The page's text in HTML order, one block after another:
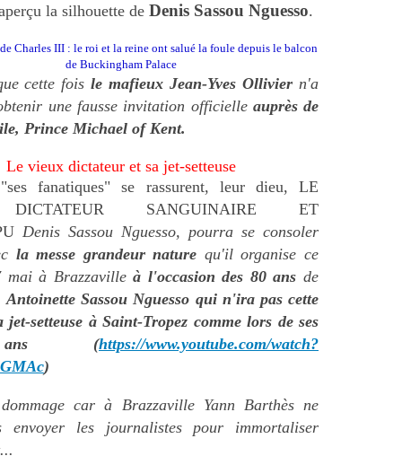
la silhouette de Denis Sassou Nguesso.
Charles III : le roi et la reine ont salué la foule depuis le balcon
de Buckingham Palace
cette fois le mafieux Jean-Yves Olliviern'a
une fausse invitation officielleauprès de
Prince Michael of Kent.
Le vieux dictateur et sa jet-setteuse
fanatiques" se rassurent, leur dieu, LE
SANGUINAIRE ET
Denis Sassou Nguesso, pourra se consoler
la messe grandeur nature qu'il organise ce
mai à Brazzavilleà l'occasion des 80 ans de
Antoinette Sassou Nguesso qui n'ira pas cette
setteuse à Saint-Tropez comme lors de ses
(https://www.youtube.com/watch?
)
car à Brazzaville Yann Barthès ne
envoyer les journalistes pour immortaliser